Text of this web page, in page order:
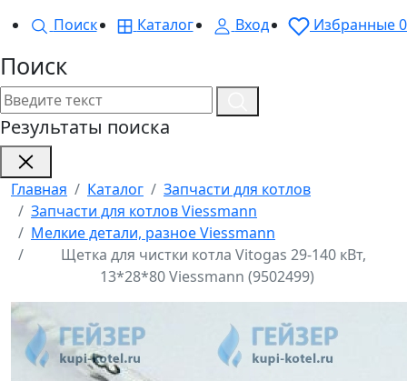
Поиск
Каталог Вход Избранные0
Поиск
Результаты поиска
Главная Каталог
Запчасти для котлов
Запчасти для котлов Viessmann
Мелкие детали, разное Viessmann
Щетка для чистки котла Vitogas 29-140 кВт,
13*28*80 Viessmann (9502499)